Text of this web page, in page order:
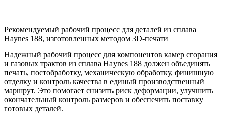
Рекомендуемый рабочий процесс для деталей из сплава
Haynes 188, изготовленных методом 3D-печати
Надежный рабочий процесс для компонентов камер сгорания
и газовых трактов из сплава Haynes 188 должен объединять
печать, постобработку, механическую обработку, финишную
отделку и контроль качества в единый производственный
маршрут. Это помогает снизить риск деформации, улучшить
окончательный контроль размеров и обеспечить поставку
готовых деталей.